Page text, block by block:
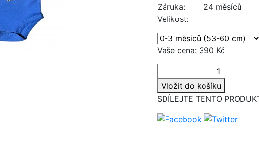
Záruka:
24 měsíců
Velikost:
Vaše cena: 390 Kč
Vložit do košíku
SDÍLEJTE TENTO